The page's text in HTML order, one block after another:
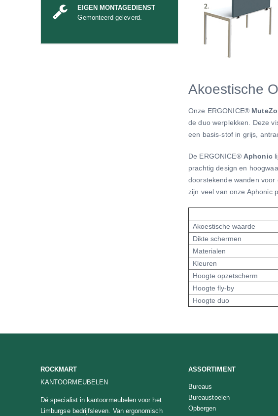
Akoestische
Onze ERGONICE®
de duo werplekken. Deze
een basis-stof in grijs,
De ERGONICE® Aphonic
prachtig design en
doorstekende wanden
zijn veel van onze Aphonic
Akoestische waarde
Dikte schermen
Materialen
Kleuren
Hoogte opzetscherm
Hoogte fly-by
Hoogte duo
EIGEN MONTAGEDIENST
Gemonteerd geleverd.
ROCKMART
KANTOORMEUBELEN
Dé specialist in kantoormeubelen voor het
Limburgse bedrijfsleven. Van ergonomisch
ASSORTIMENT
Bureaus
Bureaustoelen
Opbergen